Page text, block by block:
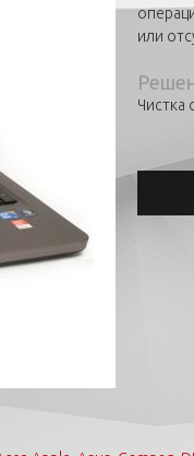
или
Чистка